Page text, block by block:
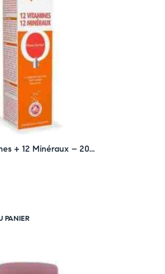
+ 12 Minéraux – 20...
PANIER